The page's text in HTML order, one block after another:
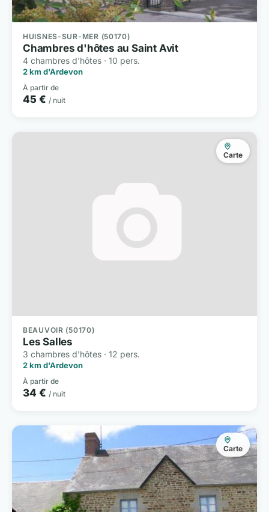
HUISNES-SUR-MER (50170)
Chambres d'hôtes au Saint Avit
4 chambres d'hôtes · 10 pers.
2 km d'Ardevon
À partir de
45 € / nuit
Carte
BEAUVOIR (50170)
Les Salles
3 chambres d'hôtes · 12 pers.
2 km d'Ardevon
À partir de
34 € / nuit
Carte